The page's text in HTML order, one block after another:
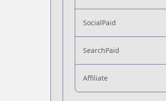
SocialPaid
SearchPaid
Affiliate